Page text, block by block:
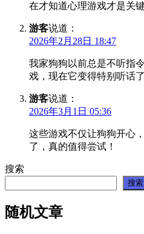
在才知道心理游戏才是关键
游客说道：
2026年2月28日 18:47
我家狗狗以前总是不听指
戏，现在它变得特别听话
游客说道：
2026年3月1日 05:36
这些游戏不仅让狗狗开心
了，真的值得尝试！
搜索
搜索
随机文章